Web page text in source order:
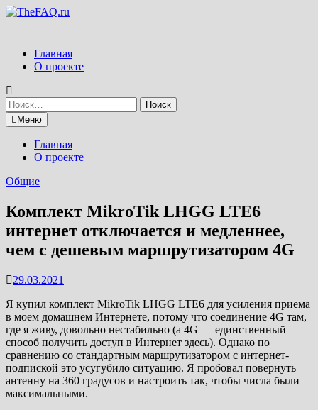
Перейти
Главная
О проекте
Найти:
Меню
Главная
О проекте
Общие
Комплект MikroTik LHGG LTE6
интернет отключается и медленнее,
чем с дешевым маршрутизатором 4G
29.03.2021
Я купил комплект MikroTik LHGG LTE6 для усиления приема
в моем домашнем Интернете, потому что соединение 4G там,
где я живу, довольно нестабильно (а 4G — единственный
способ получить доступ в Интернет здесь). Однако по
сравнению со стандартным маршрутизатором с интернет-
подпиской это усугубило ситуацию. Я пробовал повернуть
антенну на 360 градусов и настроить так, чтобы числа были
максимальными.